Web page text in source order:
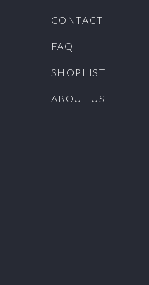
CONTACT
FAQ
SHOPLIST
ABOUT US